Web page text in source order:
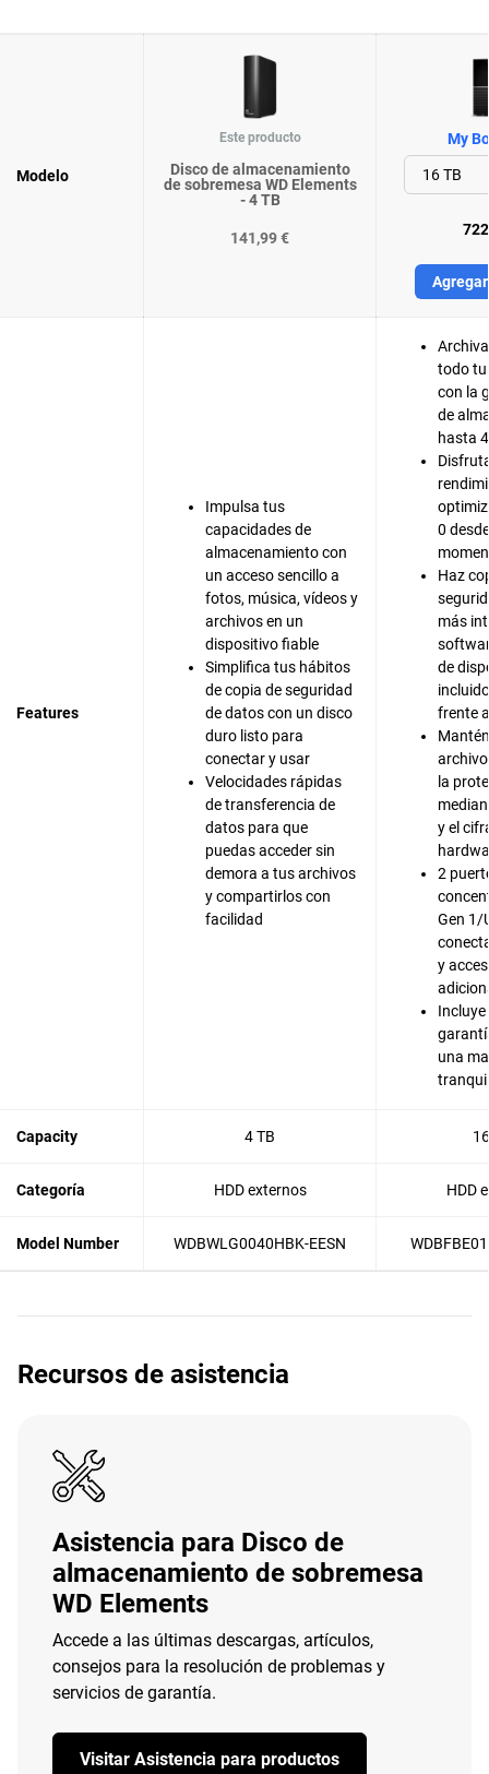
Modelo
Este producto
Disco de almacenamiento
de sobremesa WD Elements
- 4 TB
141,99 €
My
Features
Impulsa tus
capacidades de
almacenamiento con
un acceso sencillo a
fotos, música, vídeos y
archivos en un
dispositivo fiable
Simplifica tus hábitos
de copia de seguridad
de datos con un disco
duro listo para
conectar y usar
Velocidades rápidas
de transferencia de
datos para que
puedas acceder sin
demora a tus archivos
y compartirlos con
facilidad
todo
con la
de
hasta
0
Haz
más
de
frente
la
y el
2
Gen 1/
y
una
Capacity 4 TB
Categoría HDD externos HDD
Model Number WDBWLG0040HBK-EESN
Recursos de asistencia
Asistencia para Disco de
almacenamiento de sobremesa
WD Elements
Accede a las últimas descargas, artículos,
consejos para la resolución de problemas y
servicios de garantía.
Visitar Asistencia para productos